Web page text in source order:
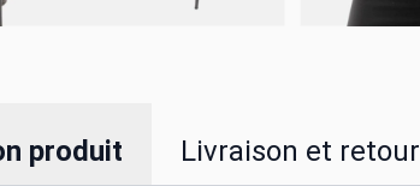
produit Livraison et retour